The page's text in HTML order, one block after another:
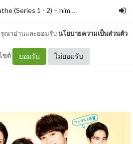
รุณาอ่านและยอมรับนโยบายความเป็นส่วนตัว
ซต์ ยอมรับ ไม่ยอมรับ
(Series 1 - 2) – nimon
my Boss !